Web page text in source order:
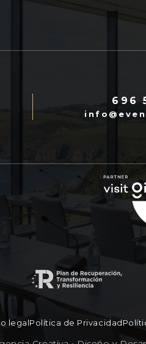
696
legalPolítica de Privacidad